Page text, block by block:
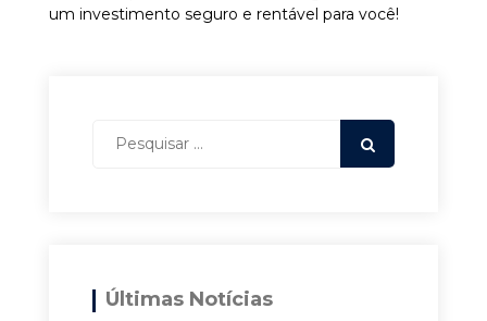
um investimento seguro e rentável para você!
Últimas Notícias